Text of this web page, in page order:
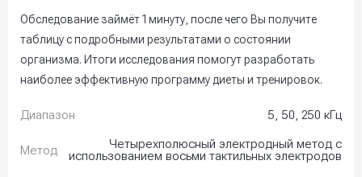
Обследование займёт 1 минуту, после чего Вы получите
таблицу с подробными результатами о состоянии
организма. Итоги исследования помогут разработать
наиболее эффективную программу диеты и тренировок.
Диапазон 5, 50, 250 кГц
Метод
Четырехполюсный электродный метод с
использованием восьми тактильных электродов